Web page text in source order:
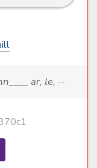
ar, le, ···